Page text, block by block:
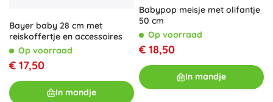
Bayer baby 28 cm met
reiskoffertje en accessoires
Op voorraad
€ 17,50
In mandje
Babypop meisje met olifantje
50 cm
Op voorraad
€ 18,50
In mandje